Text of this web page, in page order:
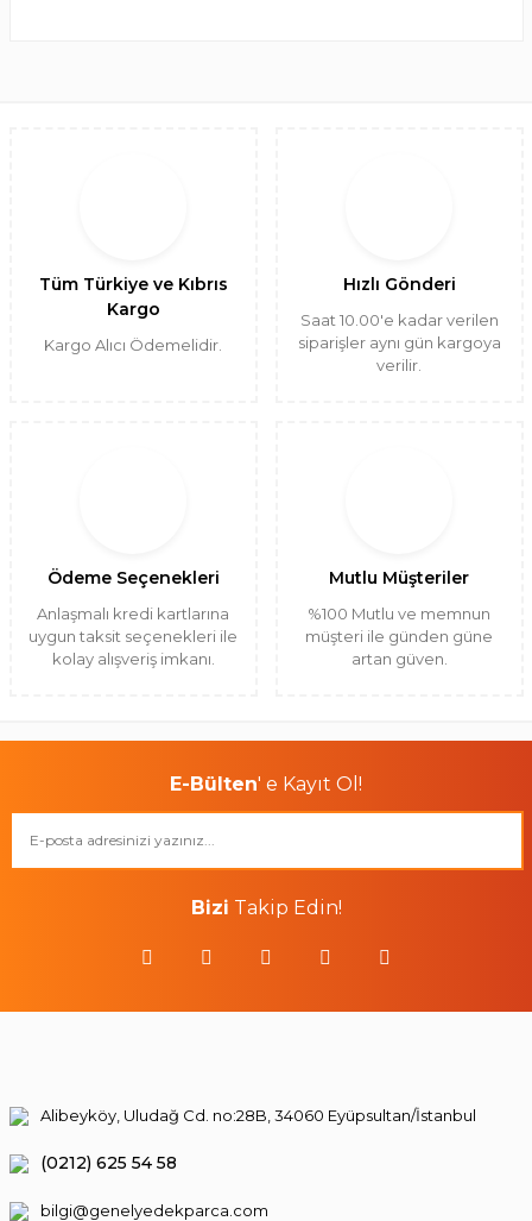
Tüm Türkiye ve Kıbrıs
Kargo
Kargo Alıcı Ödemelidir.
Hızlı Gönderi
Saat 10.00'e kadar verilen
siparişler aynı gün kargoya
verilir.
Ödeme Seçenekleri
Anlaşmalı kredi kartlarına
uygun taksit seçenekleri ile
kolay alışveriş imkanı.
Mutlu Müşteriler
%100 Mutlu ve memnun
müşteri ile günden güne
artan güven.
E-Bülten' e Kayıt Ol!
Bizi Takip Edin!
Alibeyköy, Uludağ Cd. no:28B, 34060 Eyüpsultan/İstanbul
(0212) 625 54 58
bilgi@genelyedekparca.com